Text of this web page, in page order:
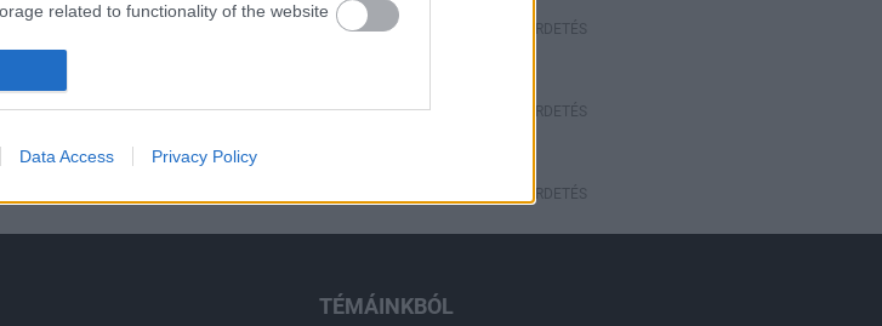
related to functionality of the website
related to personalization.
related to security, including
prevention, and other user protection.
Data Access Privacy Policy
HIRDETÉS
HIRDETÉS
HIRDETÉS
TÉMÁINKBÓL